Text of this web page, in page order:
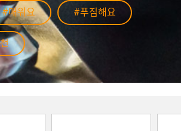
#매워요 #푸짐해요